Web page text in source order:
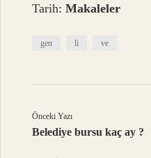
Tarih:Makaleler
gen li ve
Önceki Yazı
Belediye bursu kaç ay ?